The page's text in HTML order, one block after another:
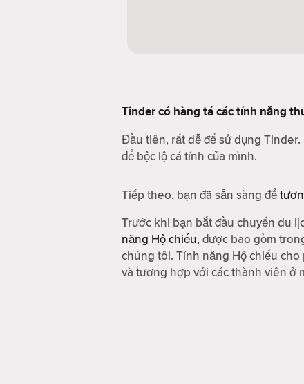
Tinder có hàng tá các tính năng
Đầu tiên, rất dễ để sử dụng
để bộc lộ cá tính của mình.
Tiếp theo, bạn đã sẵn sàng để
Trước khi bạn bắt đầu chuyến du
năng Hộ chiếu, được bao gồm
chúng tôi. Tính năng Hộ chiếu
và tương hợp với các thành viên ở